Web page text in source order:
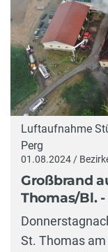
Luftaufnahme
Perg
01.08.2024 /
Großbrand
Thomas/Bl.
St. Thomas